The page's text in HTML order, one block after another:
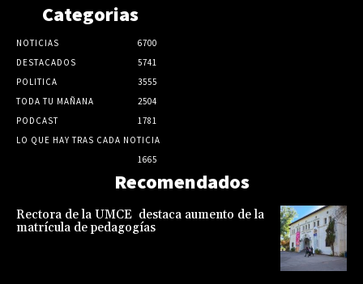
Categorias
NOTICIAS
6700
DESTACADOS
5741
POLITICA
3555
TODA TU MAÑANA
2504
PODCAST
1781
LO QUE HAY TRAS CADA NOTICIA
1665
Recomendados
Rectora de la UMCE destaca aumento de la
matrícula de pedagogías